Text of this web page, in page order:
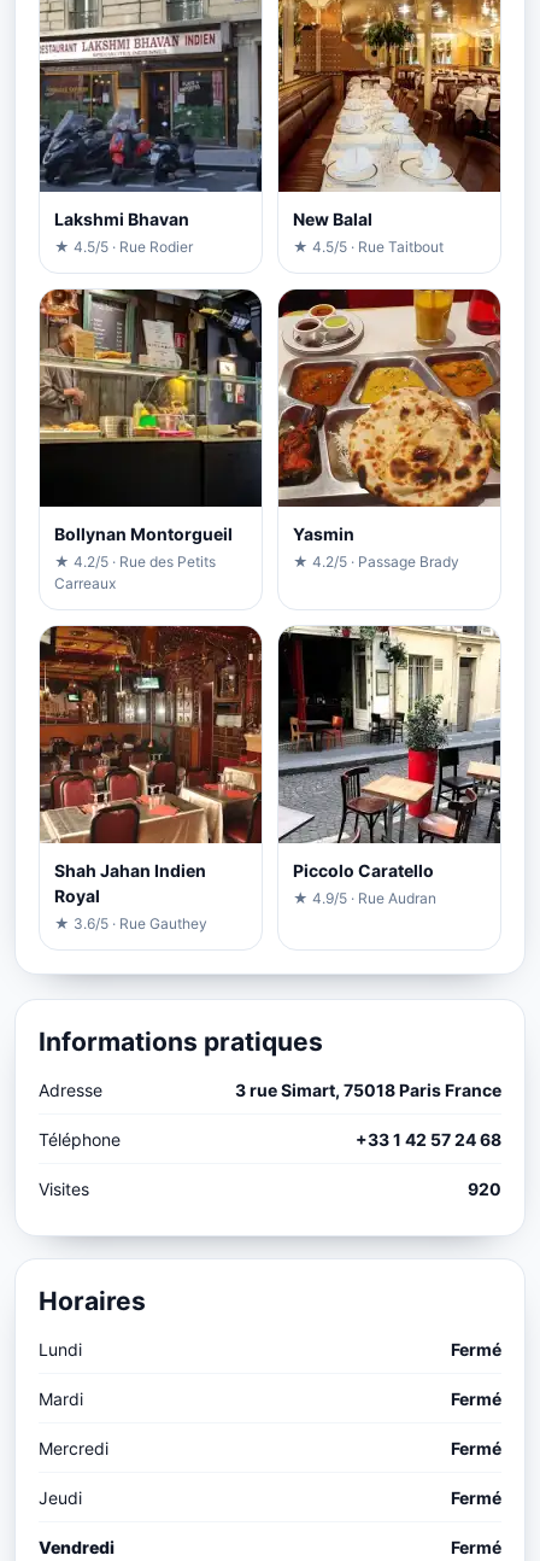
Lakshmi Bhavan
★ 4.5/5 · Rue Rodier
New Balal
★ 4.5/5 · Rue Taitbout
Bollynan Montorgueil
★ 4.2/5 · Rue des Petits
Carreaux
Yasmin
★ 4.2/5 · Passage Brady
Shah Jahan Indien
Royal
★ 3.6/5 · Rue Gauthey
Piccolo Caratello
★ 4.9/5 · Rue Audran
Informations pratiques
Adresse 3 rue Simart, 75018 Paris France
Téléphone +33 1 42 57 24 68
Visites 920
Horaires
Lundi Fermé
Mardi Fermé
Mercredi Fermé
Jeudi Fermé
Vendredi Fermé